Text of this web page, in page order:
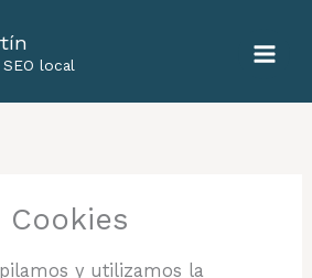
local
y utilizamos la